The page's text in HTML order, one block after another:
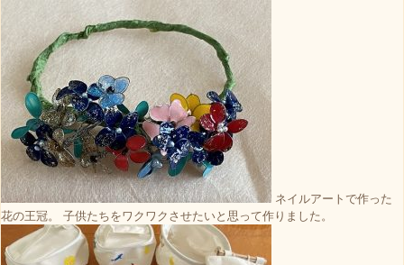
ネイルアートで作った
花の王冠。 子供たちをワクワクさせたいと思って作りました。